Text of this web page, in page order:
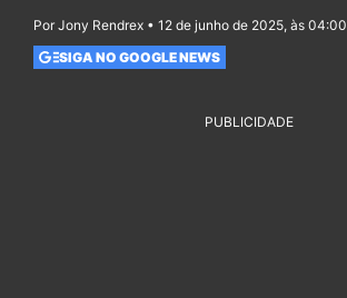
Por Jony Rendrex • 12 de junho de 2025, às 04:00
SIGA NO GOOGLE NEWS
PUBLICIDADE